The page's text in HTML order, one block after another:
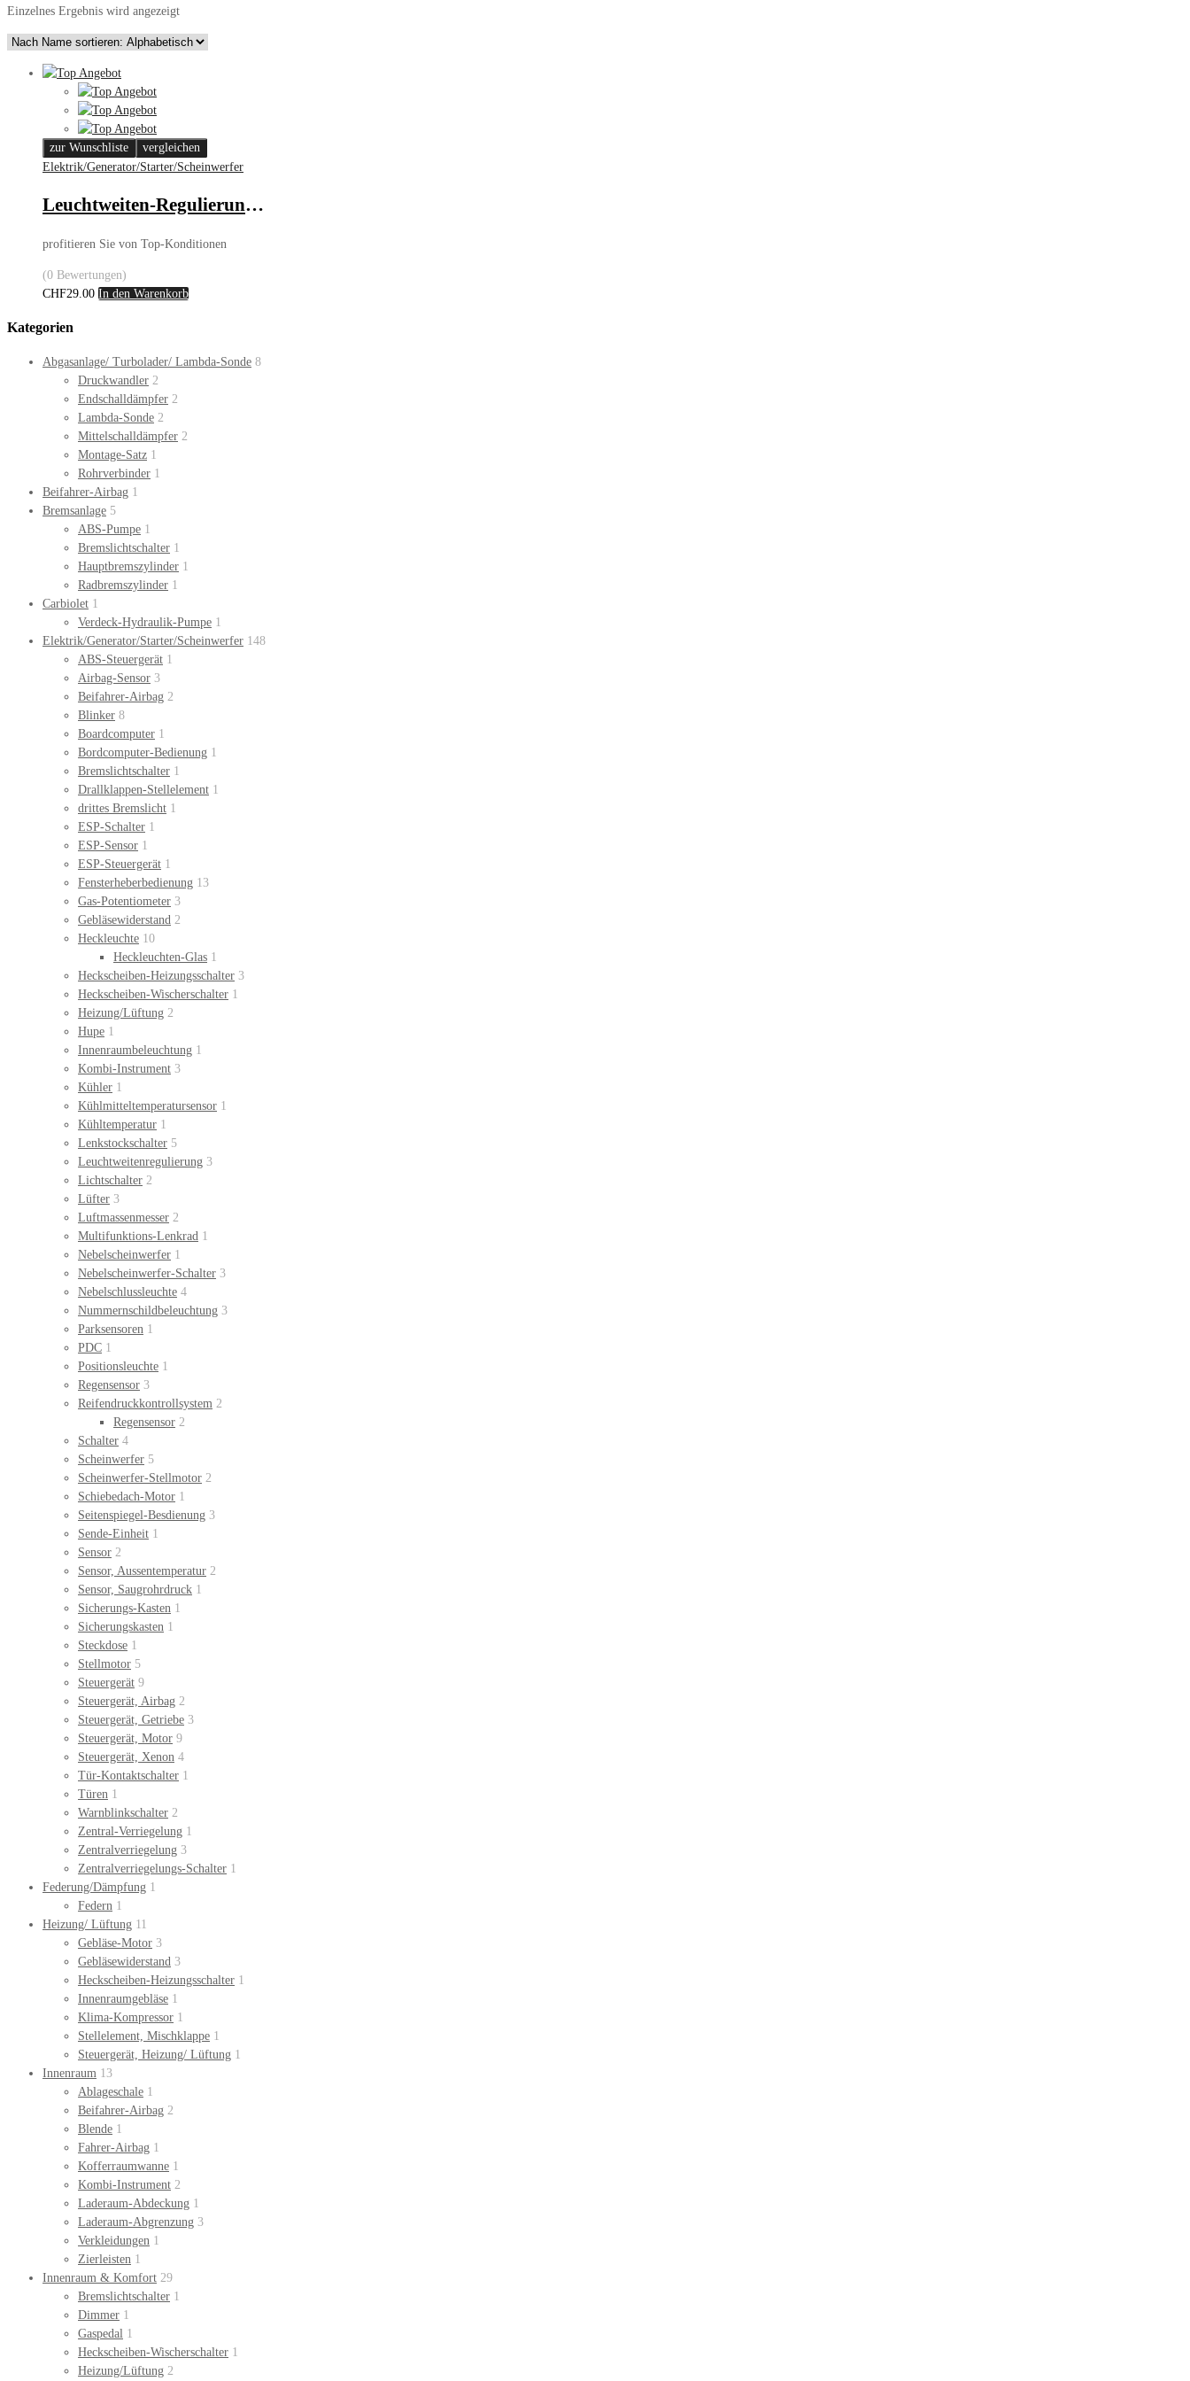
Einzelnes Ergebnis wird angezeigt
zur Wunschliste
vergleichen
Elektrik/Generator/Starter/Scheinwerfer
Leuchtweiten-Regulierung – Mercedes Sprinter
profitieren Sie von Top-Konditionen
(0 Bewertungen)
CHF29.00 In den Warenkorb
Kategorien
Abgasanlage/ Turbolader/ Lambda-Sonde 8
Druckwandler 2
Endschalldämpfer 2
Lambda-Sonde 2
Mittelschalldämpfer 2
Montage-Satz 1
Rohrverbinder 1
Beifahrer-Airbag 1
Bremsanlage 5
ABS-Pumpe 1
Bremslichtschalter 1
Hauptbremszylinder 1
Radbremszylinder 1
Carbiolet 1
Verdeck-Hydraulik-Pumpe 1
Elektrik/Generator/Starter/Scheinwerfer 148
ABS-Steuergerät 1
Airbag-Sensor 3
Beifahrer-Airbag 2
Blinker 8
Boardcomputer 1
Bordcomputer-Bedienung 1
Bremslichtschalter 1
Drallklappen-Stellelement 1
drittes Bremslicht 1
ESP-Schalter 1
ESP-Sensor 1
ESP-Steuergerät 1
Fensterheberbedienung 13
Gas-Potentiometer 3
Gebläsewiderstand 2
Heckleuchte 10
Heckleuchten-Glas 1
Heckscheiben-Heizungsschalter 3
Heckscheiben-Wischerschalter 1
Heizung/Lüftung 2
Hupe 1
Innenraumbeleuchtung 1
Kombi-Instrument 3
Kühler 1
Kühlmitteltemperatursensor 1
Kühltemperatur 1
Lenkstockschalter 5
Leuchtweitenregulierung 3
Lichtschalter 2
Lüfter 3
Luftmassenmesser 2
Multifunktions-Lenkrad 1
Nebelscheinwerfer 1
Nebelscheinwerfer-Schalter 3
Nebelschlussleuchte 4
Nummernschildbeleuchtung 3
Parksensoren 1
PDC 1
Positionsleuchte 1
Regensensor 3
Reifendruckkontrollsystem 2
Regensensor 2
Schalter 4
Scheinwerfer 5
Scheinwerfer-Stellmotor 2
Schiebedach-Motor 1
Seitenspiegel-Besdienung 3
Sende-Einheit 1
Sensor 2
Sensor, Aussentemperatur 2
Sensor, Saugrohrdruck 1
Sicherungs-Kasten 1
Sicherungskasten 1
Steckdose 1
Stellmotor 5
Steuergerät 9
Steuergerät, Airbag 2
Steuergerät, Getriebe 3
Steuergerät, Motor 9
Steuergerät, Xenon 4
Tür-Kontaktschalter 1
Türen 1
Warnblinkschalter 2
Zentral-Verriegelung 1
Zentralverriegelung 3
Zentralverriegelungs-Schalter 1
Federung/Dämpfung 1
Federn 1
Heizung/ Lüftung 11
Gebläse-Motor 3
Gebläsewiderstand 3
Heckscheiben-Heizungsschalter 1
Innenraumgebläse 1
Klima-Kompressor 1
Stellelement, Mischklappe 1
Steuergerät, Heizung/ Lüftung 1
Innenraum 13
Ablageschale 1
Beifahrer-Airbag 2
Blende 1
Fahrer-Airbag 1
Kofferraumwanne 1
Kombi-Instrument 2
Laderaum-Abdeckung 1
Laderaum-Abgrenzung 3
Verkleidungen 1
Zierleisten 1
Innenraum & Komfort 29
Bremslichtschalter 1
Dimmer 1
Gaspedal 1
Heckscheiben-Wischerschalter 1
Heizung/Lüftung 2